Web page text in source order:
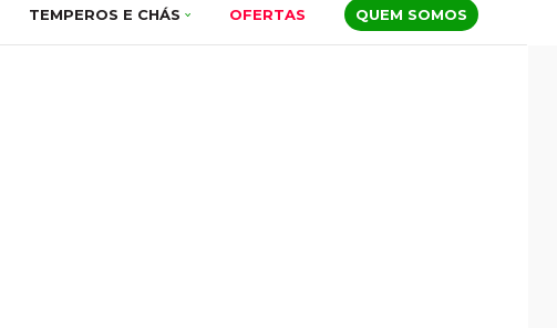
TEMPEROS E CHÁS OFERTAS QUEM SOMOS